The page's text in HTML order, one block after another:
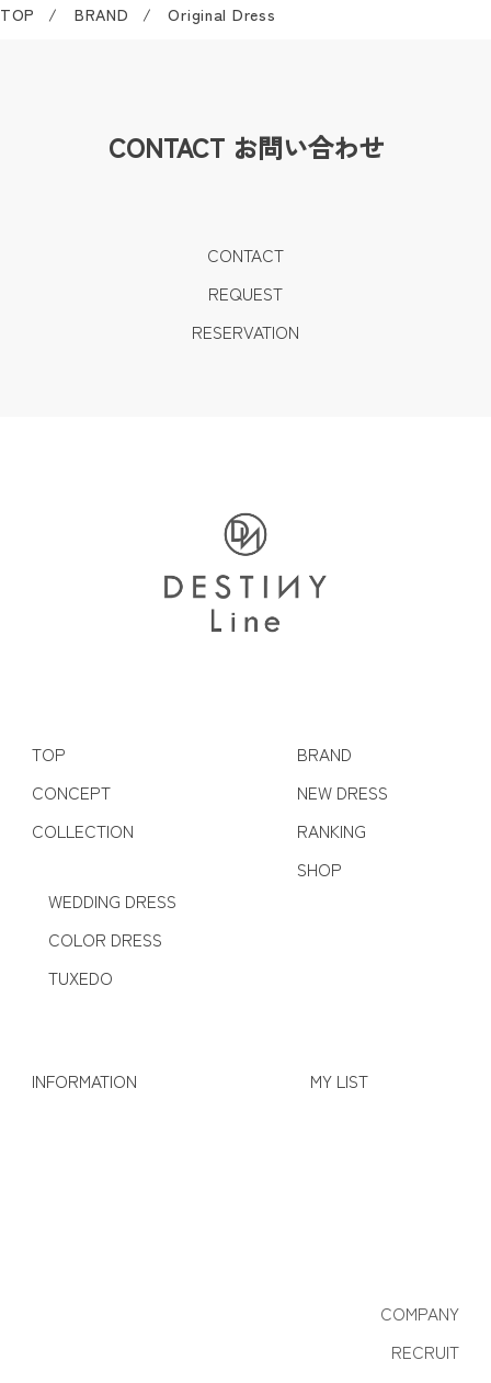
TOP BRAND Original Dress
CONTACT お問い合わせ
CONTACT
REQUEST
RESERVATION
TOP
CONCEPT
COLLECTION
WEDDING DRESS
COLOR DRESS
TUXEDO
BRAND
NEW DRESS
RANKING
SHOP
INFORMATION MY LIST
COMPANY
RECRUIT